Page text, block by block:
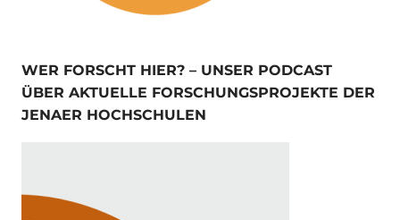
WER FORSCHT HIER? – UNSER PODCAST
ÜBER AKTUELLE FORSCHUNGSPROJEKTE DER
JENAER HOCHSCHULEN